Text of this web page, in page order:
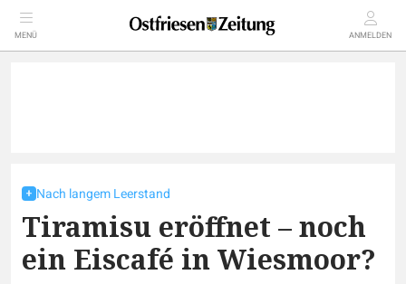
MENÜ ANMELDEN
Nach langem Leerstand
Tiramisu eröffnet – noch
ein Eiscafé in Wiesmoor?